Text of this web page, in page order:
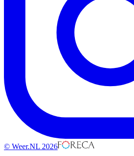
© Weer.NL 2026